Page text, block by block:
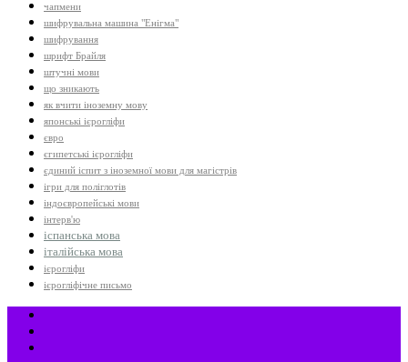
чапмени
шифрувальна машина "Енігма"
шифрування
шрифт Брайля
штучні мови
що зникають
як вчити іноземну мову
японські ієрогліфи
євро
єгипетські ієрогліфи
єдиний іспит з іноземної мови для магістрів
ігри для поліглотів
індоєвропейські мови
інтерв'ю
іспанська мова
італійська мова
ієрогліфи
ієрогліфічне письмо